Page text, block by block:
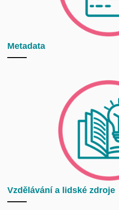
Metadata
Vzdělávání a lidské zdroje